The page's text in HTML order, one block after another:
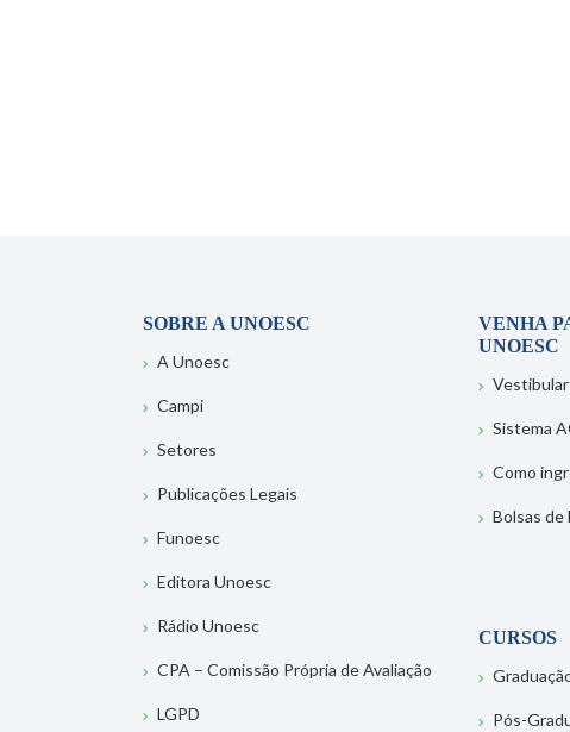
SOBRE A UNOESC
A Unoesc
Campi
Setores
Publicações Legais
Funoesc
Editora Unoesc
Rádio Unoesc
CPA – Comissão Própria de Avaliação
LGPD
VENHA
UNOESC
Vestibular
Sistema
Como
Bolsas de
CURSOS
Pós-